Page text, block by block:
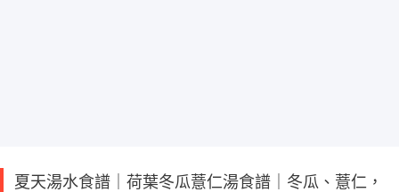
夏天湯水食譜｜荷葉冬瓜薏仁湯食譜｜冬瓜、薏仁，